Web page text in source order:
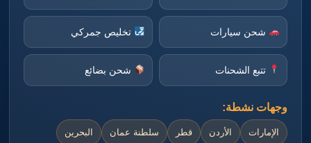
شحن سيارات تخليص جمركي
تتبع الشحنات شحن بضائع
وجهات نشطة:
الإمارات الأردن قطر سلطنة عمان البحرين